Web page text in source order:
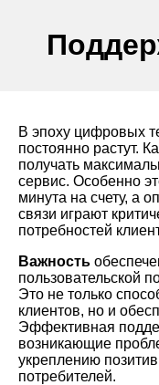
В эпоху цифровых
постоянно растут.
получать
сервис. Особенно
минута на счету, а
связи играют
потребностей
Важность
пользовательской
Это не только
клиентов, но и
Эффективная
возникающие
укреплению
потребителей.